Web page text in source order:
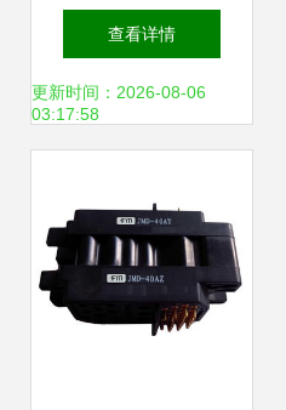
出最新版直流-直流
总线转换器，引领
杆
查看详情
更新时间：2026-08-06
03:17:58